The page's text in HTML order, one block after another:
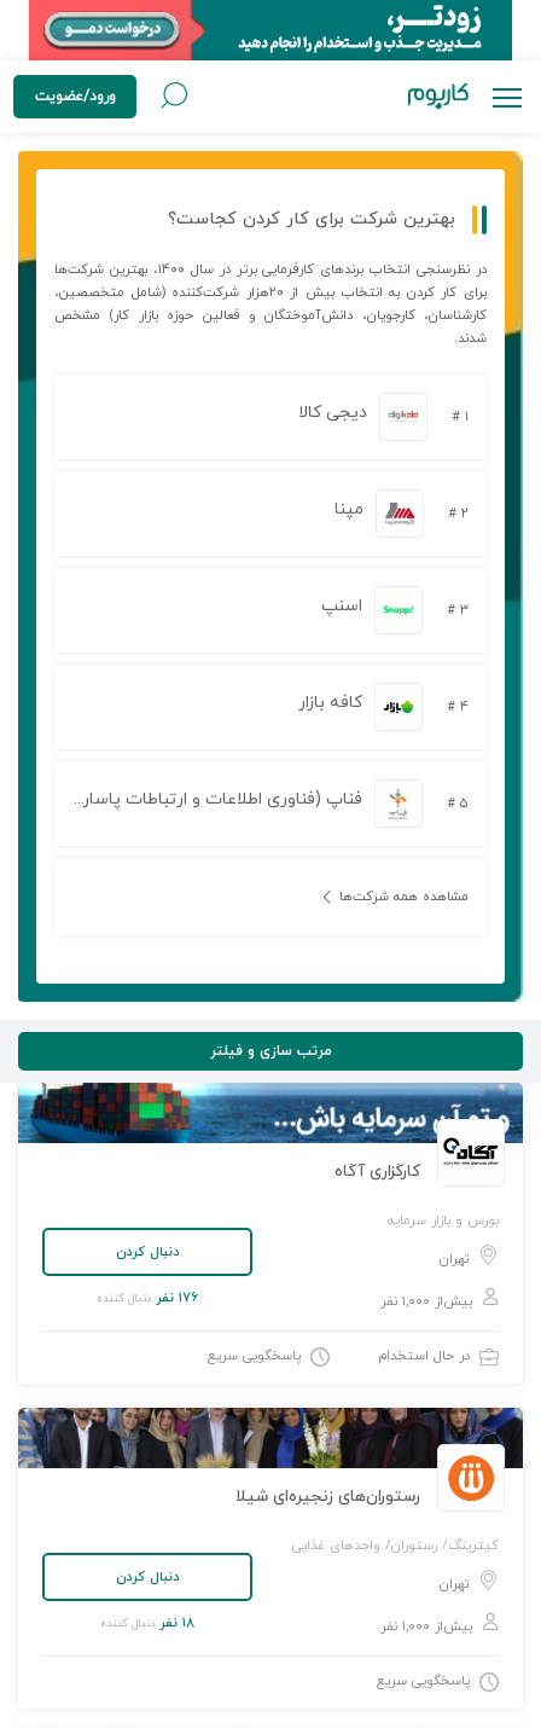
ورود/عضویت
بهترین شرکت برای کار کردن کجاست؟
در نظرسنجی انتخاب برندهای کارفرمایی برتر در سال ۱۴۰۰، بهترین شرکت‌ها
برای کار کردن به انتخاب بیش از ۲۰هزار شرکت‌کننده (شامل متخصصین،
کارشناسان، کارجویان، دانش‌آموختگان و فعالین حوزه بازار کار) مشخص
شدند.
۱ # دیجی کالا
۲ # مپنا
۳ # اسنپ
۴ # کافه بازار
۵ # فناپ (فناوری اطلاعات و ارتباطات پاسارگاد آریان)
مشاهده همه شرکت‌ها
مرتب سازی و فیلتر
کارگزاری آگاه
بورس و بازار سرمایه
تهران
بیش‌از ۱,۰۰۰ نفر
دنبال کردن
۱۷۶ نفر دنبال کننده
در حال استخدام پاسخگویی سریع
رستوران‌های زنجیره‌ای شیلا
کیترینگ/ رستوران/ واحدهای غذایی
تهران
بیش‌از ۱,۰۰۰ نفر
دنبال کردن
۱۸ نفر دنبال کننده
پاسخگویی سریع